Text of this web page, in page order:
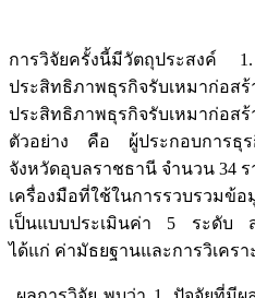
การวิจัยครั้งนี้มีวัตถุประสงค์
ประสิทธิภาพธุรกิจรับเหม
ประสิทธิภาพธุรกิจรับเหมาก่อส
ตัวอย่าง คือ ผู้ประกอบการธุร
จังหวัดอุบลราชธานี จำนวน 34
เครื่องมือที่ใช้ในการรวบรวมข้
เป็นแบบประเมินค่า 5 ระดับ
ได้แก่ ค่ามัธยฐานและการวิเครา